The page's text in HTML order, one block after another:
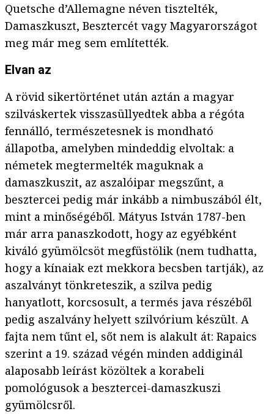
Quetsche d’Allemagne néven tisztelték,
Damaszkuszt, Besztercét vagy Magyarországot
meg már meg sem említették.
Elvan az
A rövid sikertörténet után aztán a magyar
szilváskertek visszasüllyedtek abba a régóta
fennálló, természetesnek is mondható
állapotba, amelyben mindeddig elvoltak: a
németek megtermelték maguknak a
damaszkuszit, az aszalóipar megszűnt, a
besztercei pedig már inkább a nimbuszából élt,
mint a minőségéből. Mátyus István 1787-ben
már arra panaszkodott, hogy az egyébként
kiváló gyümölcsöt megfüstölik (nem tudhatta,
hogy a kínaiak ezt mekkora becsben tartják), az
aszalványt tönkreteszik, a szilva pedig
hanyatlott, korcsosult, a termés java részéből
pedig aszalvány helyett szilvórium készült. A
fajta nem tűnt el, sőt nem is alakult át: Rapaics
szerint a 19. század végén minden addiginál
alaposabb leírást közöltek a korabeli
pomológusok a besztercei-damaszkuszi
gyümölcsről.